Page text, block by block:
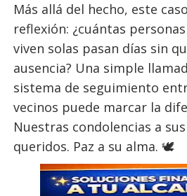
Más allá del hecho, este
reflexión: ¿cuántas
viven solas pasan días sin
ausencia? Una simple
sistema de seguimiento
vecinos puede marcar la
Nuestras condolencias a
queridos. Paz a su alma. 🕊️